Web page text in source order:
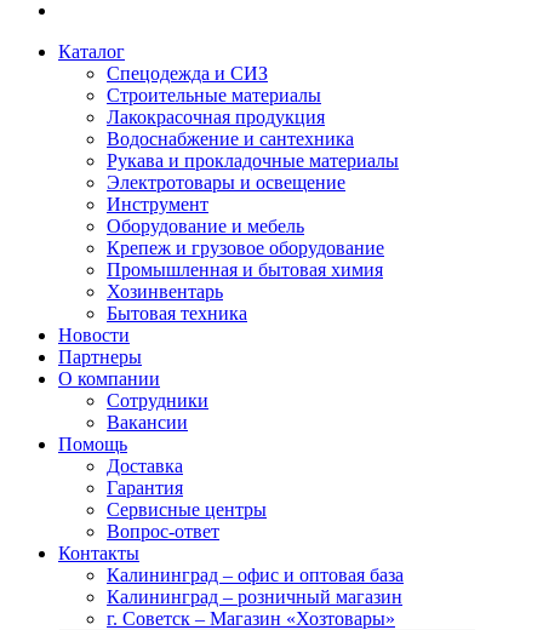
Каталог
Спецодежда и СИЗ
Строительные материалы
Лакокрасочная продукция
Водоснабжение и сантехника
Рукава и прокладочные материалы
Электротовары и освещение
Инструмент
Оборудование и мебель
Крепеж и грузовое оборудование
Промышленная и бытовая химия
Хозинвентарь
Бытовая техника
Новости
Партнеры
О компании
Сотрудники
Вакансии
Помощь
Доставка
Гарантия
Сервисные центры
Вопрос-ответ
Контакты
Калининград – офис и оптовая база
Калининград – розничный магазин
г. Советск – Магазин «Хозтовары»